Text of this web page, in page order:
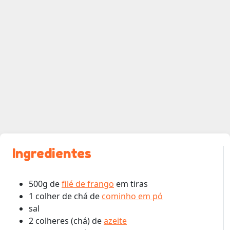
Ingredientes
500g defilé de frango em tiras
1 colher de chá de cominho em pó
sal
2 colheres (chá) deazeite